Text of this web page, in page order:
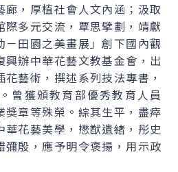
廊，厚植社會人文內涵；汲取
際多元交流，覃思擘劃，靖獻
田園之美畫展」創下國內觀
興辦中華花藝文教基金會，出
藝術，撰述系列技法專書，
曾獲頒教育部優秀教育人員
獎章等殊榮。綜其生平，盡瘁
華花藝美學，懋猷遺緒，彤史
彌殷，應予明令褒揚，用示政